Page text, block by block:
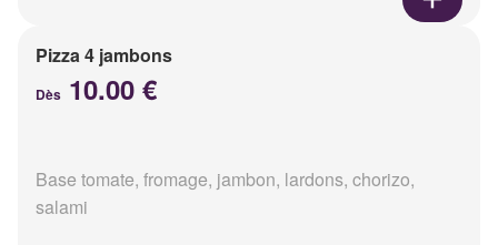
Pizza 4 jambons
Dès 10.00 €
Base tomate, fromage, jambon, lardons, chorizo,
salami